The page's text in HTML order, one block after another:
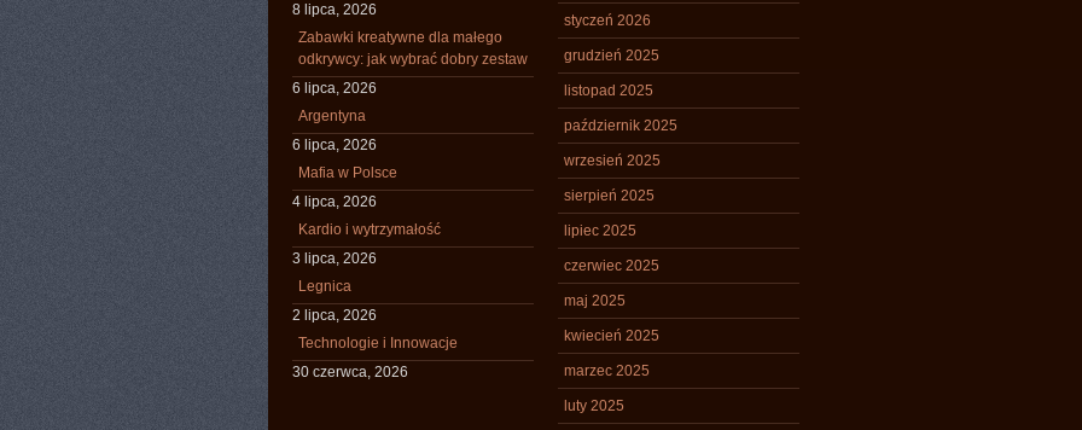
8 lipca, 2026
Zabawki kreatywne dla małego
odkrywcy: jak wybrać dobry zestaw
6 lipca, 2026
Argentyna
6 lipca, 2026
Mafia w Polsce
4 lipca, 2026
Kardio i wytrzymałość
3 lipca, 2026
Legnica
2 lipca, 2026
Technologie i Innowacje
30 czerwca, 2026
styczeń 2026
grudzień 2025
listopad 2025
październik 2025
wrzesień 2025
sierpień 2025
lipiec 2025
czerwiec 2025
maj 2025
kwiecień 2025
marzec 2025
luty 2025